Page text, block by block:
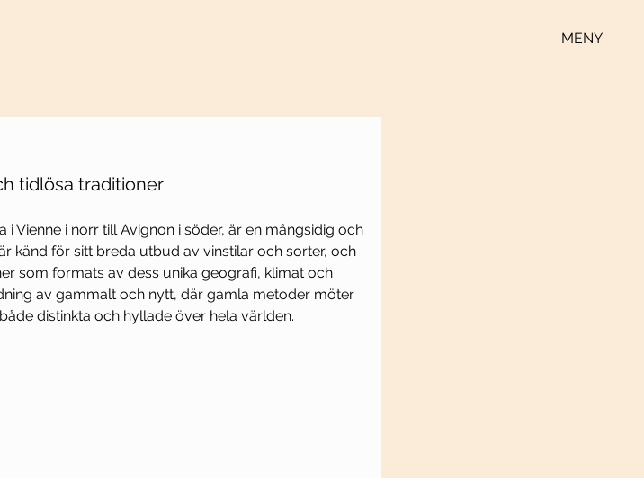
MENY
tidlösa traditioner
Vienne i norr till Avignon i söder, är en mångsidig och
känd för sitt breda utbud av vinstilar och sorter, och
som formats av dess unika geografi, klimat och
av gammalt och nytt, där gamla metoder möter
distinkta och hyllade över hela världen.